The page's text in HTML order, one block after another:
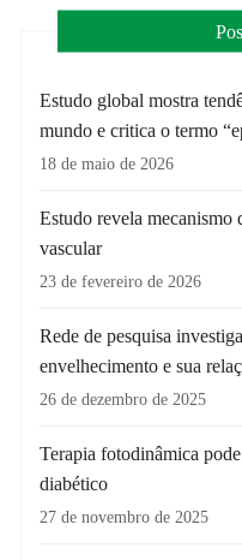
Estudo global mostra
mundo e critica o termo
18 de maio de 2026
Estudo revela mecanismo
vascular
23 de fevereiro de 2026
Rede de pesquisa
envelhecimento e sua
26 de dezembro de 2025
Terapia fotodinâmica
diabético
27 de novembro de 2025